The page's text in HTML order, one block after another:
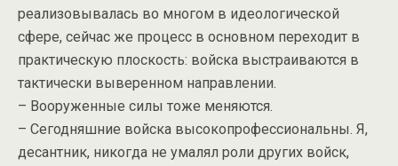
реализовывалась во многом в идеологической
сфере, сейчас же процесс в основном переходит в
практическую плоскость: войска выстраиваются в
тактически выверенном направлении.
– Вооруженные силы тоже меняются.
– Сегодняшние войска высокопрофессиональны. Я,
десантник, никогда не умалял роли других войск,